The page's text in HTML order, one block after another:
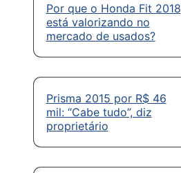
Por que o Honda Fit 2018
está valorizando no
mercado de usados?
Prisma 2015 por R$ 46
mil: “Cabe tudo”, diz
proprietário